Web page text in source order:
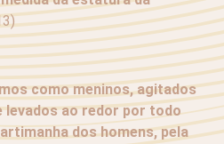
como meninos, agitados
levados ao redor por todo
dos homens, pela